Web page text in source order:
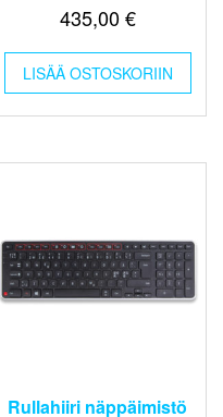
435,00€
LISÄÄ OSTOSKORIIN
Rullahiiri näppäimistö